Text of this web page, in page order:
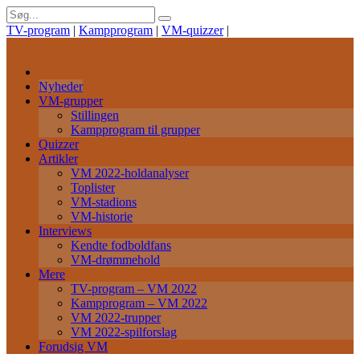
TV-program | Kampprogram | VM-quizzer |
Nyheder
VM-grupper
Stillingen
Kampprogram til grupper
Quizzer
Artikler
VM 2022-holdanalyser
Toplister
VM-stadions
VM-historie
Interviews
Kendte fodboldfans
VM-drømmehold
Mere
TV-program – VM 2022
Kampprogram – VM 2022
VM 2022-trupper
VM 2022-spilforslag
Forudsig VM